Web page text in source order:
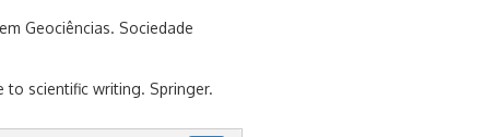
Geociências. Sociedade
to scientific writing. Springer.